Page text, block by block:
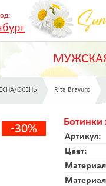
ОСЕНЬ Rita Bravuro
-30%
Ботинки
Артикул:
Цвет: